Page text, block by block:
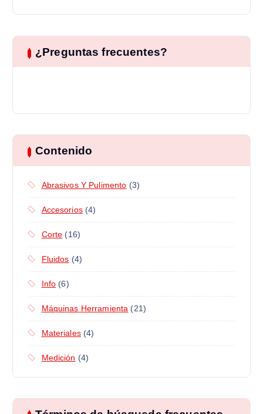
¿Preguntas frecuentes?
Contenido
Abrasivos Y Pulimento (3)
Accesorios(4)
Corte (16)
Fluidos (4)
Info (6)
Máquinas Herramienta (21)
Materiales(4)
Medición (4)